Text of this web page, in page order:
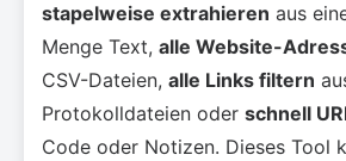
stapelweise extrahieren aus
Menge Text, alle Website-
CSV-Dateien, alle Links filtern
Protokolldateien oder schnell
Code oder Notizen. Dieses Tool